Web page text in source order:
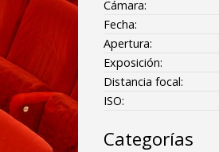
Cámara:
Fecha:
Apertura:
Exposición:
Distancia focal:
ISO:
Categorías